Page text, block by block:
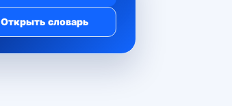
Открыть словарь